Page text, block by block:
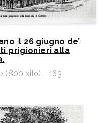
il 26 giugno de’
prigionieri alla
(800 xilo) - 163